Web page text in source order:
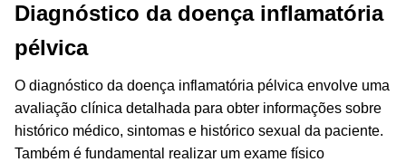
Diagnóstico da doença inflamatória
pélvica
O diagnóstico da doença inflamatória pélvica envolve uma
avaliação clínica detalhada para obter informações sobre
histórico médico, sintomas e histórico sexual da paciente.
Também é fundamental realizar um exame físico